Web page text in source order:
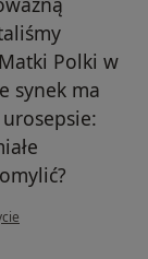
Polki w
synek ma
Pacjent